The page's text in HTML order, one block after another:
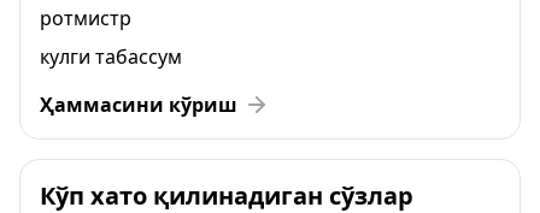
ротмистр
кулги табассум
Ҳаммасини кўриш
Кўп хато қилинадиган сўзлар